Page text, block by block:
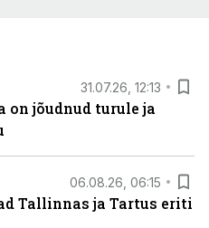
31.07.26, 12:13
jõudnud turule ja
06.08.26, 06:15
Tallinnas ja Tartus eriti